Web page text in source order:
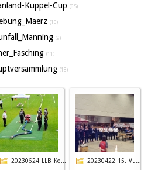
Kuppel-Cup (65)
(10)
(9)
(11)
(18)
20230624_LLB_Ko... 20230422_15._Vu...